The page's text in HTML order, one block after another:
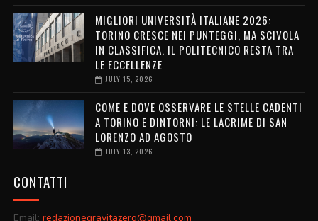
MIGLIORI UNIVERSITÀ ITALIANE 2026:
TORINO CRESCE NEI PUNTEGGI, MA SCIVOLA
IN CLASSIFICA. IL POLITECNICO RESTA TRA
LE ECCELLENZE
JULY 15, 2026
COME E DOVE OSSERVARE LE STELLE CADENTI
A TORINO E DINTORNI: LE LACRIME DI SAN
LORENZO AD AGOSTO
JULY 13, 2026
CONTATTI
Email: redazionegravitazero@gmail.com